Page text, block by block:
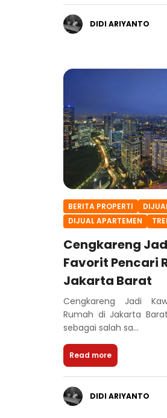
DIDI ARIYANTO
BERITA PROPERTI
DIJUAL APARTEMEN
Cengkareng
Favorit Pencari
Jakarta Barat
Cengkareng Jadi
Rumah di Jakarta
sebagai salah sa...
Read more
DIDI ARIYANTO